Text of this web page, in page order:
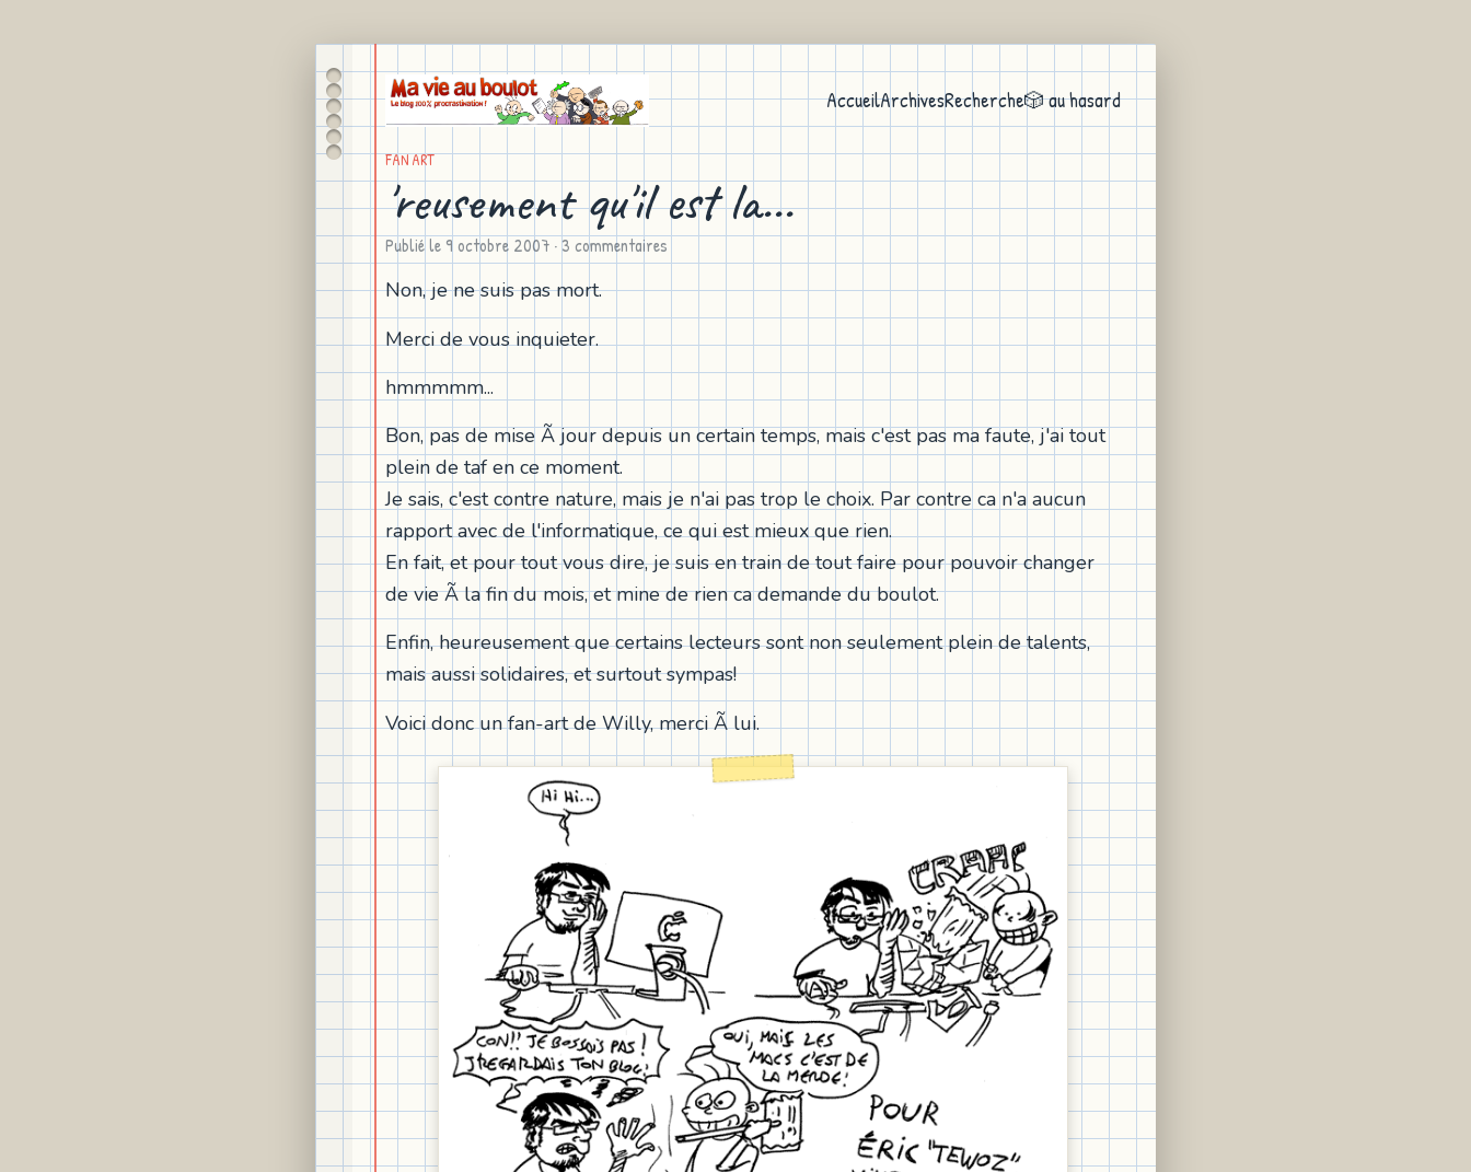
AccueilArchivesRecherche🎲 au hasard
FAN ART
'reusement qu'il est la...
Publié le 9 octobre 2007 · 3 commentaires
Non, je ne suis pas mort.
Merci de vous inquieter.
hmmmmm...
Bon, pas de mise Ã jour depuis un certain temps, mais c'est pas ma faute, j'ai tout
plein de taf en ce moment.
Je sais, c'est contre nature, mais je n'ai pas trop le choix. Par contre ca n'a aucun
rapport avec de l'informatique, ce qui est mieux que rien.
En fait, et pour tout vous dire, je suis en train de tout faire pour pouvoir changer
de vie Ã la fin du mois, et mine de rien ca demande du boulot.
Enfin, heureusement que certains lecteurs sont non seulement plein de talents,
mais aussi solidaires, et surtout sympas!
Voici donc un fan-art de Willy, merci Ã lui.